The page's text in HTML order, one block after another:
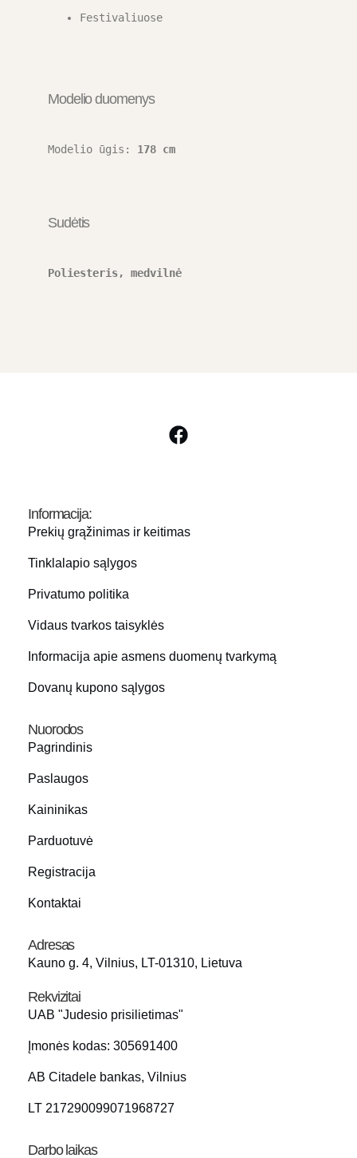
Festivaliuose
Modelio duomenys
Modelio ūgis: 178 cm
Sudėtis
Poliesteris, medvilnė
Informacija:
Prekių grąžinimas ir keitimas
Tinklalapio sąlygos
Privatumo politika
Vidaus tvarkos taisyklės
Informacija apie asmens duomenų tvarkymą
Dovanų kupono sąlygos
Nuorodos
Pagrindinis
Paslaugos
Kaininikas
Parduotuvė
Registracija
Kontaktai
Adresas
Kauno g. 4, Vilnius, LT-01310, Lietuva
Rekvizitai
UAB "Judesio prisilietimas"
Įmonės kodas: 305691400
AB Citadele bankas, Vilnius
LT 217290099071968727
Darbo laikas